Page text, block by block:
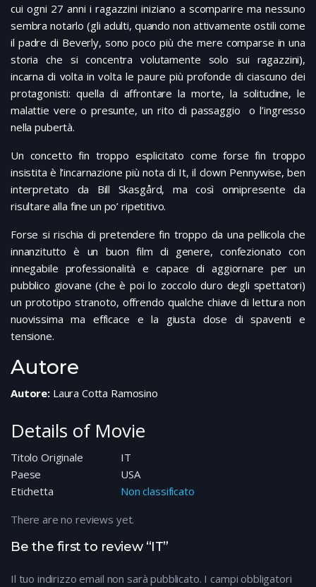
cui ogni 27 anni i ragazzini iniziano a scomparire ma nessuno
sembra notarlo (gli adulti, quando non attivamente ostili come
il padre di Beverly, sono poco più che mere comparse in una
storia che si concentra volutamente solo sui ragazzini),
incarna di volta in volta le paure più profonde di ciascuno dei
protagonisti: quella di affrontare la morte, la solitudine, le
malattie vere o presunte, un rito di passaggio o l’ingresso
nella pubertà.
Un concetto fin troppo esplicitato come forse fin troppo
insistita è l’incarnazione più nota di It, il clown Pennywise, ben
interpretato da Bill Skasgård, ma così onnipresente da
risultare alla fine un po’ ripetitivo.
Forse si rischia di pretendere fin troppo da una pellicola che
innanzitutto è un buon film di genere, confezionato con
innegabile professionalità e capace di aggiornare per un
pubblico giovane (che è poi lo zoccolo duro degli spettatori)
un prototipo stranoto, offrendo qualche chiave di lettura non
nuovissima ma efficace e la giusta dose di spaventi e
tensione.
Autore
Autore:Laura Cotta Ramosino
Details of Movie
Titolo Originale
IT
Paese
USA
Etichetta
Non classificato
Be the first to review “IT”
Il tuo indirizzo email non sarà pubblicato. I campi obbligatori
There are no reviews yet.